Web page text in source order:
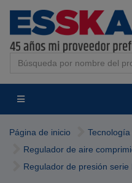
Página de inicio
Regulador de aire
Regulador de presión serie